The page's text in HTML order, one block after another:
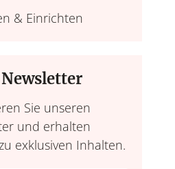
& Einrichten
Sie unseren
und erhalten
exklusiven Inhalten.